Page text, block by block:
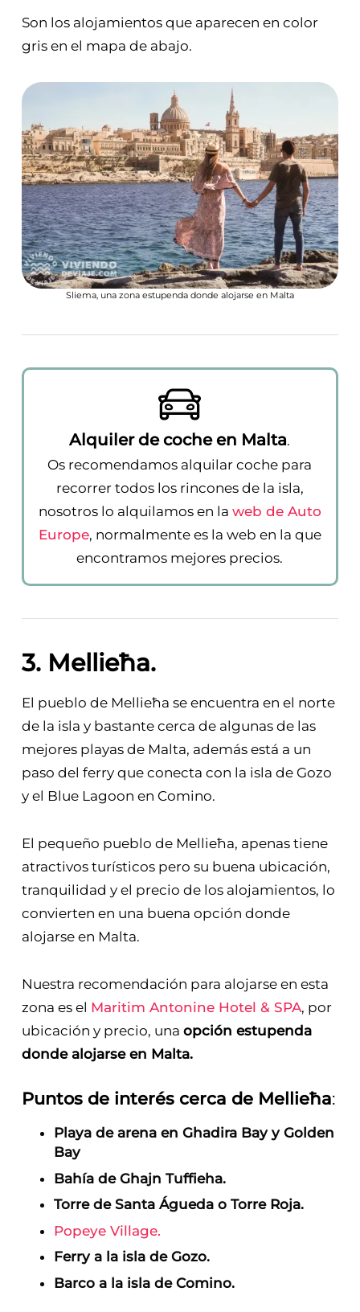
Son los alojamientos que aparecen en color
gris en el mapa de abajo.
Sliema, una zona estupenda donde alojarse en Malta
Alquiler de coche en Malta.
Os recomendamos alquilar coche para
recorrer todos los rincones de la isla,
nosotros lo alquilamos en la web de Auto
Europe, normalmente es la web en la que
encontramos mejores precios.
3. Mellieħa.
El pueblo de Mellieħa se encuentra en el norte
de la isla y bastante cerca de algunas de las
mejores playas de Malta, además está a un
paso del ferry que conecta con la isla de Gozo
y el Blue Lagoon en Comino.
El pequeño pueblo de Mellieħa, apenas tiene
atractivos turísticos pero su buena ubicación,
tranquilidad y el precio de los alojamientos, lo
convierten en una buena opción donde
alojarse en Malta.
Nuestra recomendación para alojarse en esta
zona es el Maritim Antonine Hotel & SPA, por
ubicación y precio, una opción estupenda
donde alojarse en Malta.
Puntos de interés cerca de Mellieħa:
Playa de arena en Ghadira Bay y Golden
Bay
Bahía de Ghajn Tuffieha.
Torre de Santa Águeda o Torre Roja.
Popeye Village.
Ferry a la isla de Gozo.
Barco a la isla de Comino.